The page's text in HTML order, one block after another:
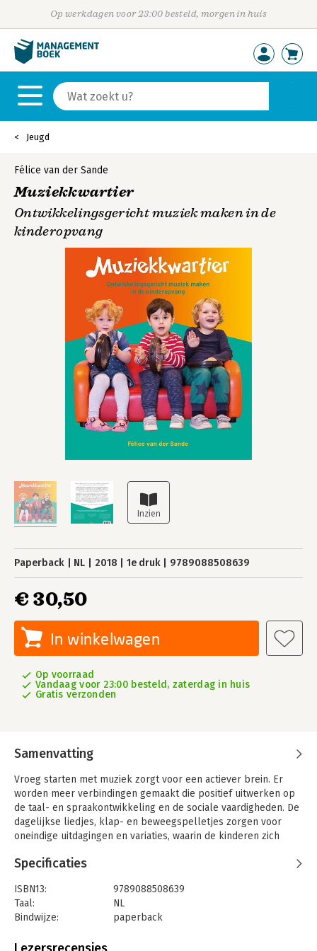
Op werkdagen voor 23:00 besteld, morgen in huis
Jeugd
Félice van der Sande
Muziekkwartier
Ontwikkelingsgericht muziek maken in de
kinderopvang
Paperback NL 2018 1e druk 9789088508639
€ 30,50
In winkelwagen
Op voorraad
Vandaag voor 23:00 besteld, zaterdag in huis
Gratis verzonden
Samenvatting
Vroeg starten met muziek zorgt voor een actiever brein. Er
worden meer verbindingen gemaakt die positief uitwerken op
de taal- en spraakontwikkeling en de sociale vaardigheden. De
dagelijkse liedjes, klap- en beweegspelletjes zorgen voor
oneindige uitdagingen en variaties, waarin de kinderen zich
stapsgewijze aanpak in dit boek is het nu voor elke opvang
te passen.
Muziekkwartier neemt je mee op een muzikale
gaan en het plezier de overhand heeft. Tientallen creatieve
Specificaties
ISBN13:
9789088508639
Taal:
NL
Bindwijze:
paperback
Uitgever: